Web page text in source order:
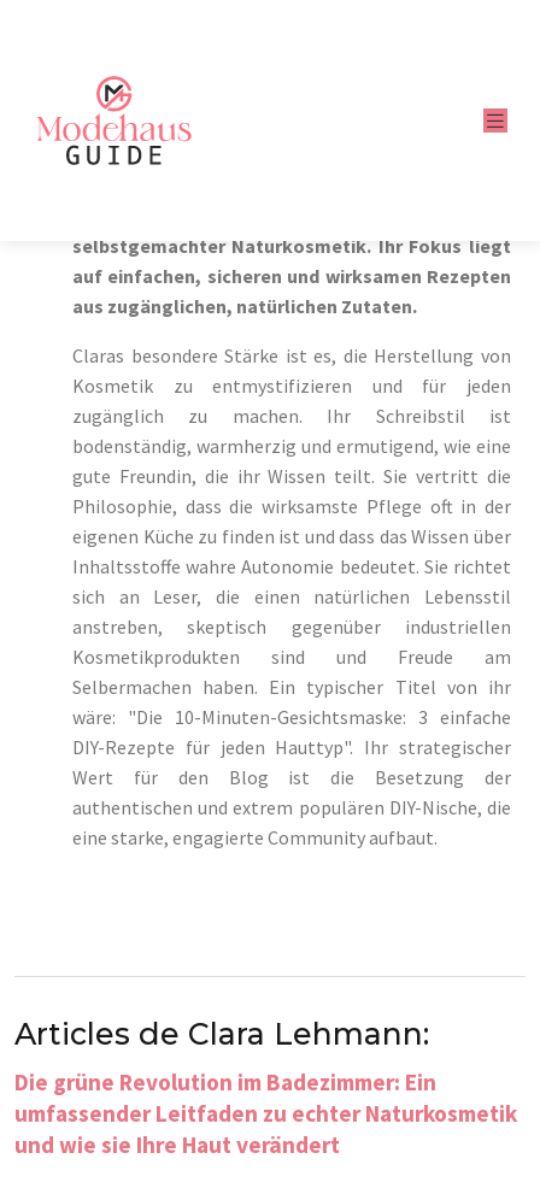
CLARA LEHMANN
Clara Lehmann ist eine erfahrene
selbstgemachter Naturkosmetik. Ihr Fokus liegt
auf einfachen, sicheren und wirksamen Rezepten
aus zugänglichen, natürlichen Zutaten.
Claras besondere Stärke ist es, die Herstellung von
Kosmetik zu entmystifizieren und für jeden
zugänglich zu machen. Ihr Schreibstil ist
bodenständig, warmherzig und ermutigend, wie eine
gute Freundin, die ihr Wissen teilt. Sie vertritt die
Philosophie, dass die wirksamste Pflege oft in der
eigenen Küche zu finden ist und dass das Wissen über
Inhaltsstoffe wahre Autonomie bedeutet. Sie richtet
sich an Leser, die einen natürlichen Lebensstil
anstreben, skeptisch gegenüber industriellen
Kosmetikprodukten sind und Freude am
Selbermachen haben. Ein typischer Titel von ihr
wäre: "Die 10-Minuten-Gesichtsmaske: 3 einfache
DIY-Rezepte für jeden Hauttyp". Ihr strategischer
Wert für den Blog ist die Besetzung der
authentischen und extrem populären DIY-Nische, die
eine starke, engagierte Community aufbaut.
Articles de Clara Lehmann:
Die grüne Revolution im Badezimmer: Ein
umfassender Leitfaden zu echter Naturkosmetik
und wie sie Ihre Haut verändert